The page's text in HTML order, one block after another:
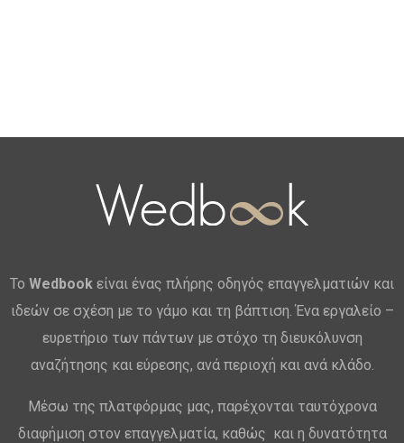
Το Wedbook είναι ένας πλήρης οδηγός επαγγελματιών και
ιδεών σε σχέση με το γάμο και τη βάπτιση. Ένα εργαλείο –
ευρετήριο των πάντων με στόχο τη διευκόλυνση
αναζήτησης και εύρεσης, ανά περιοχή και ανά κλάδο.
Μέσω της πλατφόρμας μας, παρέχονται ταυτόχρονα
διαφήμιση στον επαγγελματία, καθώς και η δυνατότητα